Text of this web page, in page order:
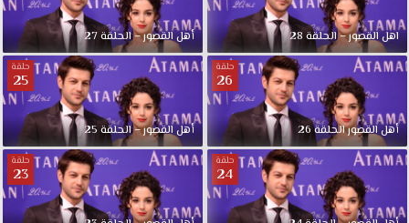
اهل القصور – الحلقة 28 أهل القصور – الحلقة 27
حلقة
26
أهل القصور الحلقة 26
حلقة
25
أهل القصور – الحلقة 25
حلقة
24
حلقة
23